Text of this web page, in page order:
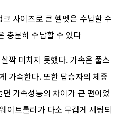
사이즈로 큰 헬멧은 수납할 수
충분히 수납할 수 있다
짝 미치지 못했다. 가속은 풀스
가속한다. 또한 탑승자의 체중
가속성능의 차이가 큰 편이었
이트롤러가 다소 무겁게 세팅되